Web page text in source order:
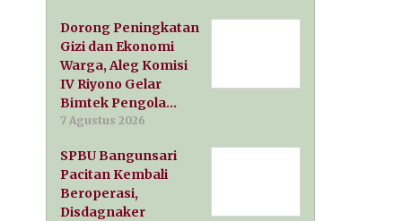
Dorong Peningkatan
Gizi dan Ekonomi
Warga, Aleg Komisi
IV Riyono Gelar
Bimtek Pengola…
7 Agustus 2026
SPBU Bangunsari
Pacitan Kembali
Beroperasi,
Disdagnaker